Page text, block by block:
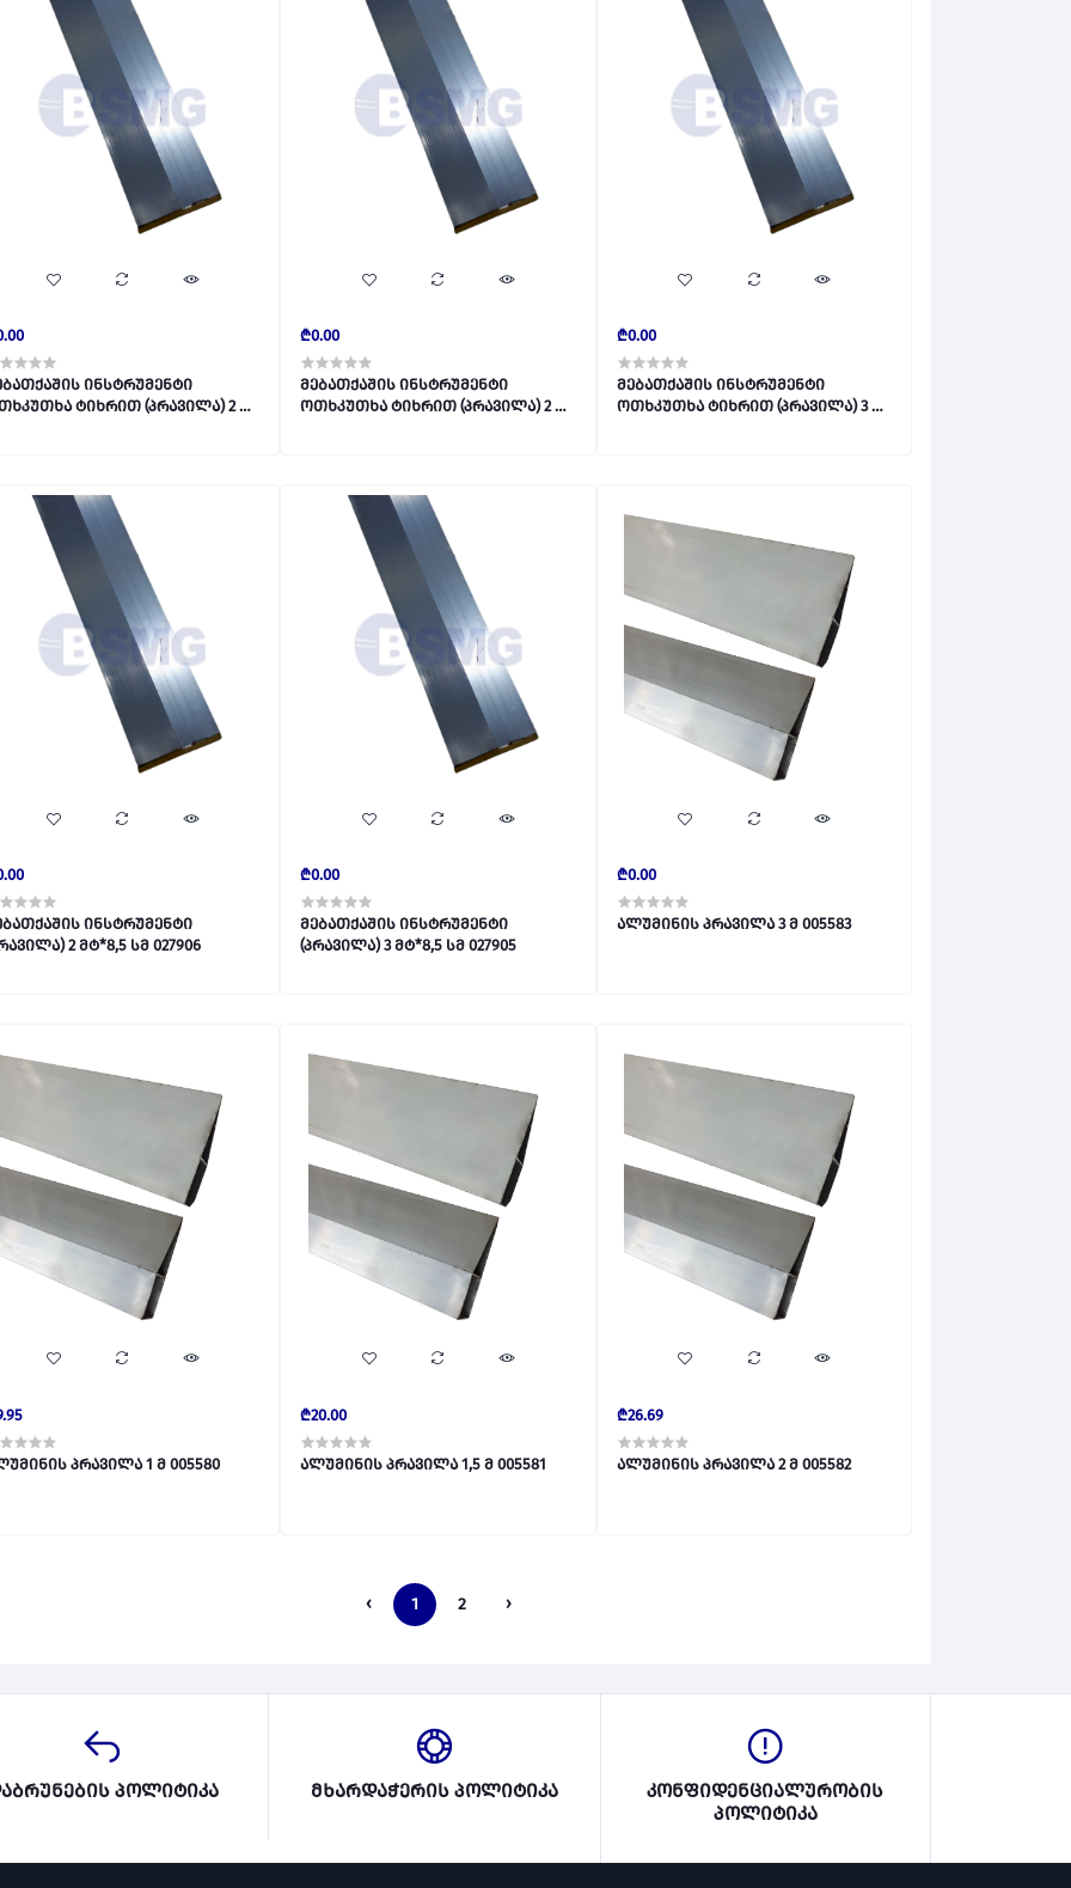
ინსტრუმენტი
ტიხრით (პრავილა) 2 მტ
₾0.00
მებათქაშის ინსტრუმენტი
ოთხკუთხა ტიხრით (პრავილა) 2 მტ
₾0.00
მებათქაშის ინსტრუმენტი
ოთხკუთხა ტიხრით (პრავილა) 3 მტ
ინსტრუმენტი
(პრავილა) 2 მტ*8,5 სმ 027906
₾0.00
მებათქაშის ინსტრუმენტი
(პრავილა) 3 მტ*8,5 სმ 027905
₾0.00
ალუმინის პრავილა 3 მ 005583
ალუმინის პრავილა 1 მ 005580
₾20.00
ალუმინის პრავილა 1,5 მ 005581
₾26.69
ალუმინის პრავილა 2 მ 005582
‹ 1 2 ›
პოლიტიკა მხარდაჭერის პოლიტიკა
კონფიდენციალურობის
პოლიტიკა